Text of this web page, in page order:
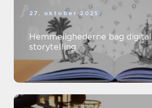
27. oktober 2025
Hemmelighederne bag digital
storytelling